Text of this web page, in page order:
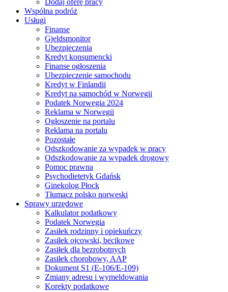
Dodaj oferę pracy
Wspólna podróż
Usługi
Finanse
Gjeldsmonitor
Ubezpieczenia
Kredyt konsumencki
Finanse ogłoszenia
Ubezpieczenie samochodu
Kredyt w Finlandii
Kredyt na samochód w Norwegii
Podatek Norwegia 2024
Reklama w Norwegii
Ogłoszenie na portalu
Reklama na portalu
Pozostałe
Odszkodowanie za wypadek w pracy
Odszkodowanie za wypadek drogowy
Pomoc prawna
Psychodietetyk Gdańsk
Ginekolog Płock
Tłumacz polsko norweski
Sprawy urzędowe
Kalkulator podatkowy
Podatek Norwegia
Zasiłek rodzinny i opiekuńczy
Zasiłek ojcowski, becikowe
Zasiłek dla bezrobotnych
Zasiłek chorobowy, AAP
Dokument S1 (E-106/E-109)
Zmiany adresu i wymeldowania
Korekty podatkowe